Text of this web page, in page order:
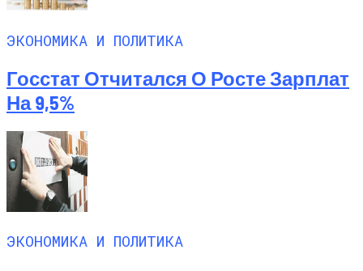
ЭКОНОМИКА И ПОЛИТИКА
Госстат Отчитался О Росте Зарплат
На 9,5%
ЭКОНОМИКА И ПОЛИТИКА